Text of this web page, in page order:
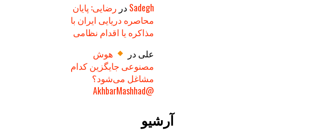
Sadegh در رضایی: پایان
محاصره دریایی ایران با
مذاکره یا اقدام نظامی
علی در
هوش
مصنوعی جایگزین کدام
مشاغل می‌شود؟
@AkhbarMashhad
آرشیو